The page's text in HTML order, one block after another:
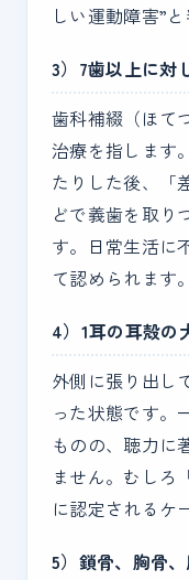
しい運動障害”
3）7歯以上に対
歯科補綴（ほて
治療を指します
たりした後、「
どで義歯を取り
す。日常生活に
て認められます。
4）1耳の耳殻の
外側に張り出し
った状態です。
ものの、聴力に
ません。むしろ
に認定されるケ
5）鎖骨、胸骨